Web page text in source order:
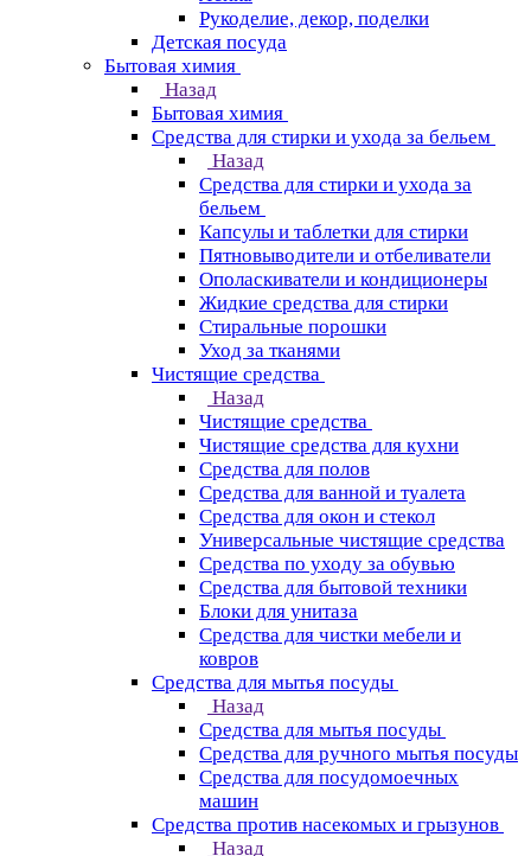
Рукоделие, декор, поделки
Детская посуда
Бытовая химия
Назад
Бытовая химия
Средства для стирки и ухода за бельем
Назад
Средства для стирки и ухода за
бельем
Капсулы и таблетки для стирки
Пятновыводители и отбеливатели
Ополаскиватели и кондиционеры
Жидкие средства для стирки
Стиральные порошки
Уход за тканями
Чистящие средства
Назад
Чистящие средства
Чистящие средства для кухни
Средства для полов
Средства для ванной и туалета
Средства для окон и стекол
Универсальные чистящие средства
Средства по уходу за обувью
Средства для бытовой техники
Блоки для унитаза
Средства для чистки мебели и
ковров
Средства для мытья посуды
Назад
Средства для мытья посуды
Средства для ручного мытья посуды
Средства для посудомоечных
машин
Средства против насекомых и грызунов
Назад